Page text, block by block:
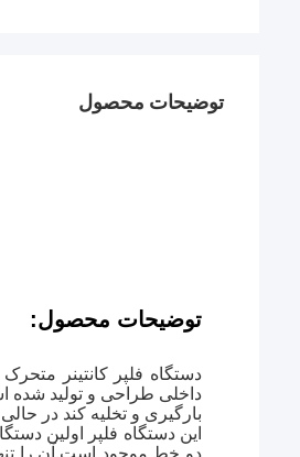
توضیحات محصول
توضیحات محصول:
دستگاه فلپر کانتینر
داخلی طراحی و تولید
بارگیری و تخلیه کند در
این دستگاه فلپر اولین